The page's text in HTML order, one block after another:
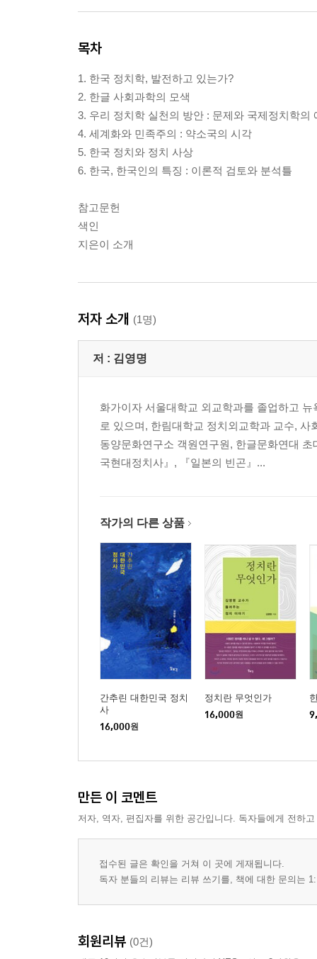
목차
1. 한국 정치학, 발전하고 있는가?
2. 한글 사회과학의 모색
3. 우리 정치학 실천의 방안 : 문제와 국제정치학의
4. 세계화와 민족주의 : 약소국의 시각
5. 한국 정치와 정치 사상
6. 한국, 한국인의 특징 : 이론적 검토와 분석틀
참고문헌
색인
지은이 소개
저자 소개 (1명)
저 : 김영명
화가이자 서울대학교 외교학과를 졸업하고
로 있으며, 한림대학교 정치외교학과 교수,
동양문화연구소 객원연구원, 한글문화연대
국현대정치사』, 『일본의 빈곤』...
작가의 다른 상품
간추린 대한민국 정치
사
16,000원
정치란 무엇인가
16,000원
만든 이 코멘트
저자, 역자, 편집자를 위한 공간입니다. 독자들에게 전하
접수된 글은 확인을 거쳐 이 곳에 게재됩니다.
독자 분들의 리뷰는 리뷰 쓰기를, 책에 대한 문의는
회원리뷰 (0건)